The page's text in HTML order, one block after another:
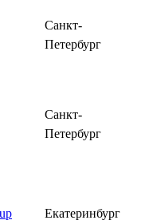
Санкт-
Петербург
Санкт-
Петербург
Екатеринбург